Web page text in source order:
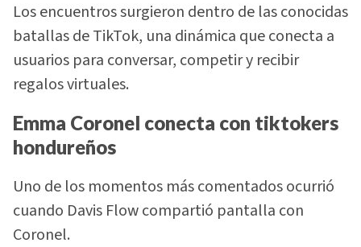
Los encuentros surgieron dentro de las conocidas
batallas de TikTok, una dinámica que conecta a
usuarios para conversar, competir y recibir
regalos virtuales.
Emma Coronel conecta con tiktokers
hondureños
Uno de los momentos más comentados ocurrió
cuando Davis Flow compartió pantalla con
Coronel.